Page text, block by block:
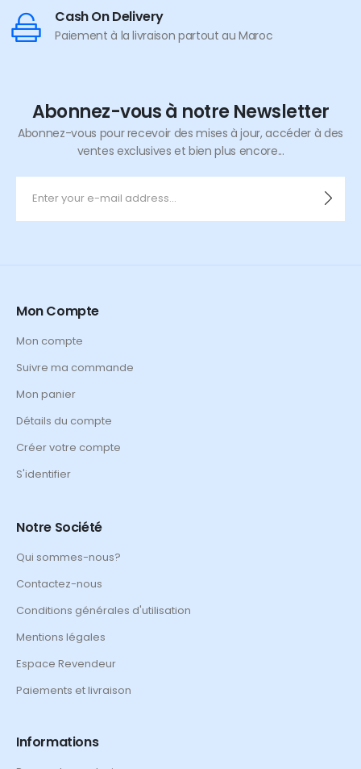
Cash On Delivery
Paiement à la livraison partout au Maroc
Abonnez-vous à notre Newsletter
Abonnez-vous pour recevoir des mises à jour, accéder à des
ventes exclusives et bien plus encore...
Mon Compte
Mon compte
Suivre ma commande
Mon panier
Détails du compte
Créer votre compte
S'identifier
Notre Société
Qui sommes-nous?
Contactez-nous
Conditions générales d'utilisation
Mentions légales
Espace Revendeur
Paiements et livraison
Informations